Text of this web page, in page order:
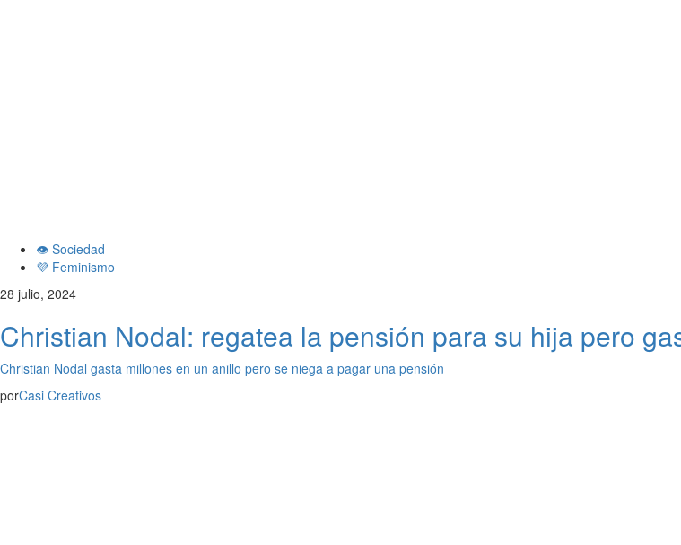
👁️ Sociedad
💜 Feminismo
28 julio, 2024
Christian Nodal: regatea la pensión para su hija pero
Christian Nodal gasta millones en un anillo pero se niega a pagar una pensión
porCasi Creativos